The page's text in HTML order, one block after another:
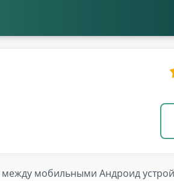
между мобильными Андроид